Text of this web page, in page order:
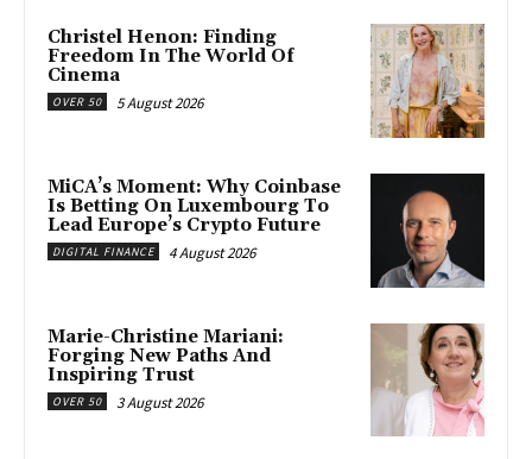
Christel Henon: Finding
Freedom In The World Of
Cinema
OVER 50 5 August 2026
MiCA’s Moment: Why Coinbase
Is Betting On Luxembourg To
Lead Europe’s Crypto Future
DIGITAL FINANCE 4 August 2026
Marie-Christine Mariani:
Forging New Paths And
Inspiring Trust
OVER 50 3 August 2026